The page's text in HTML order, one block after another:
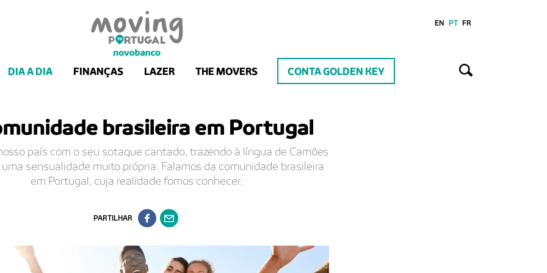
DIA A DIA FINANÇAS LAZER THE MOVERS CONTA GOLDEN KEY
EN PT FR
brasileira em Portugal
país com o seu sotaque cantado, trazendo à língua de Camões
sensualidade muito própria. Falamos da comunidade brasileira
em Portugal, cuja realidade fomos conhecer.
PARTILHAR